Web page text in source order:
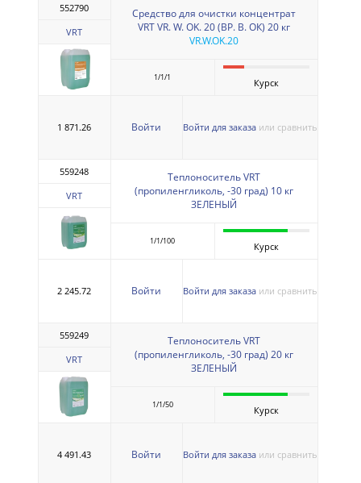
552790
VRT
Средство для очистки концентрат
VRT VR. W. OK. 20 (ВР. В. ОК) 20 кг
VR.W.OK.20
1/1/1 Курск
1 871.26 Войти Войти для заказа или сравнить
559248
VRT
Теплоноситель VRT
(пропиленгликоль, -30 град) 10 кг
ЗЕЛЕНЫЙ
1/1/100 Курск
2 245.72 Войти Войти для заказа или сравнить
559249
VRT
Теплоноситель VRT
(пропиленгликоль, -30 град) 20 кг
ЗЕЛЕНЫЙ
1/1/50 Курск
4 491.43 Войти Войти для заказа или сравнить